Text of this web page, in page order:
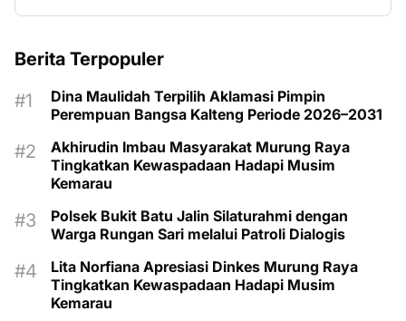
Berita Terpopuler
Dina Maulidah Terpilih Aklamasi Pimpin
Perempuan Bangsa Kalteng Periode 2026–2031
Akhirudin Imbau Masyarakat Murung Raya
Tingkatkan Kewaspadaan Hadapi Musim
Kemarau
Polsek Bukit Batu Jalin Silaturahmi dengan
Warga Rungan Sari melalui Patroli Dialogis
Lita Norfiana Apresiasi Dinkes Murung Raya
Tingkatkan Kewaspadaan Hadapi Musim
Kemarau